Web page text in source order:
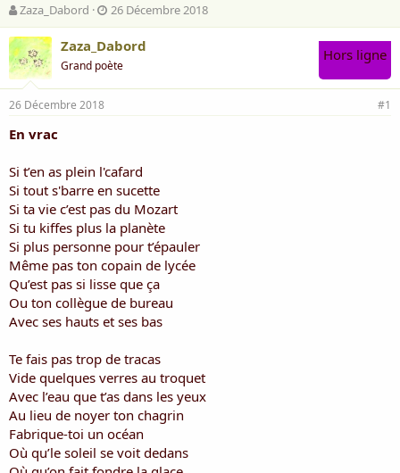
A
u
t
e
u
r
d
e
l
d
s
c
u
s
s
i
o
Zaza_Dabord
D
a
t
e
d
e
é
t
26 Décembre 2018
Zaza_Dabord
Grand poète
Hors ligne
26 Décembre 2018 #1
En vrac
Si t’en as plein l'cafard
Si tout s'barre en sucette
Si ta vie c’est pas du Mozart
Si tu kiffes plus la planète
Si plus personne pour t’épauler
Même pas ton copain de lycée
Qu’est pas si lisse que ça
Ou ton collègue de bureau
Avec ses hauts et ses bas
Te fais pas trop de tracas
Vide quelques verres au troquet
Avec l’eau que t’as dans les yeux
Au lieu de noyer ton chagrin
Fabrique-toi un océan
Où qu’le soleil se voit dedans